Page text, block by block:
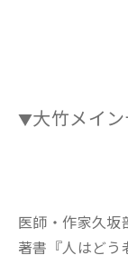
▼大竹メイ
医師・作家久坂
著書『人はどう